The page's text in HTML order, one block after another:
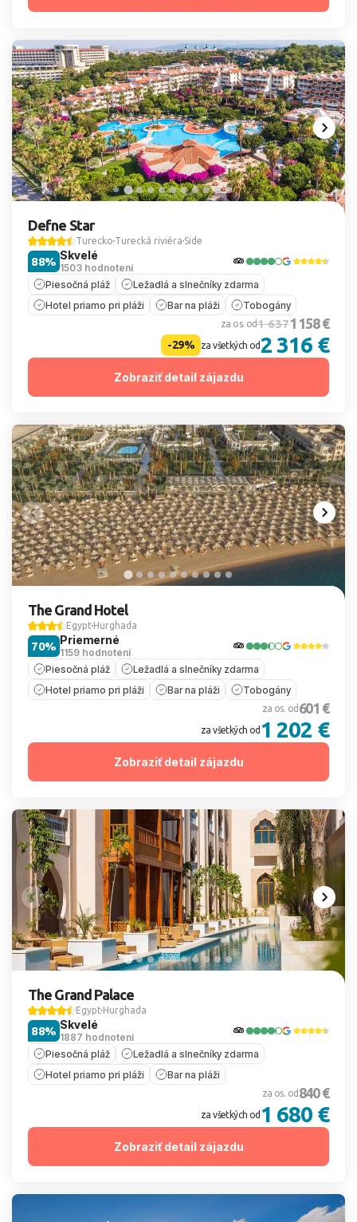
Defne Star
Turecko Turecká riviéra Side
Skvelé
1503 hodnotení
88%
Piesočná pláž
Ležadlá a slnečníky zdarma
Hotel priamo pri pláži
Bar na pláži Tobogány
za os. od1 6371 158 €
-29% za všetkých od2 316 €
Zobraziť detail zájazdu
The Grand Hotel
Egypt Hurghada
Priemerné
1159 hodnotení
70%
Piesočná pláž
Ležadlá a slnečníky zdarma
Hotel priamo pri pláži
Bar na pláži Tobogány
za os. od 601 €
za všetkých od 1 202 €
Zobraziť detail zájazdu
The Grand Palace
Egypt Hurghada
Skvelé
1887 hodnotení
88%
Piesočná pláž
Ležadlá a slnečníky zdarma
Hotel priamo pri pláži
Bar na pláži
za os. od 840 €
za všetkých od 1 680 €
Zobraziť detail zájazdu